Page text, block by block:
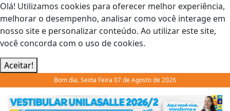
Olá! Utilizamos cookies para oferecer melhor experiência,
melhorar o desempenho, analisar como você interage em
nosso site e personalizar conteúdo. Ao utilizar este site,
você concorda com o uso de cookies.
Aceitar!
Bom dia, Sexta Feira 07 de Agosto de 2026